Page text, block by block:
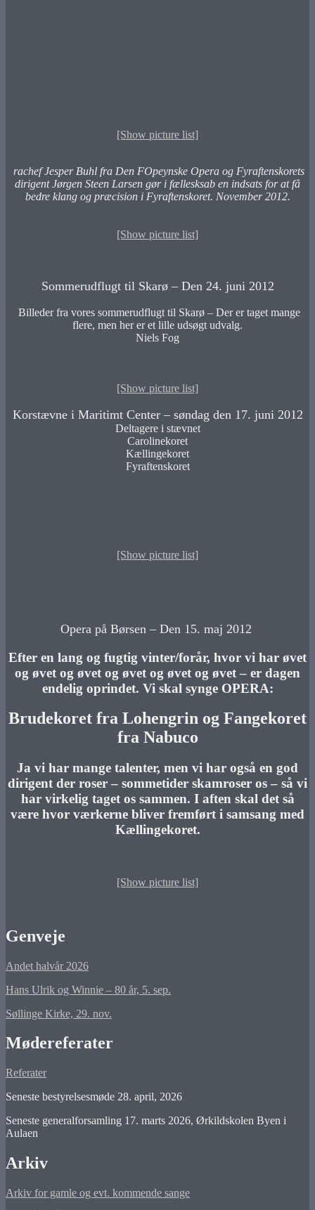
[Show picture list]
rachef Jesper Buhl fra Den FOpeynske Opera og Fyraftenskorets
dirigent Jørgen Steen Larsen gør i fællesksab en indsats for at få
bedre klang og præcision i Fyraftenskoret. November 2012.
[Show picture list]
Sommerudflugt til Skarø – Den 24. juni 2012
Billeder fra vores sommerudflugt til Skarø – Der er taget mange
flere, men her er et lille udsøgt udvalg.
Niels Fog
[Show picture list]
Korstævne i Maritimt Center – søndag den 17. juni 2012
Deltagere i stævnet
Carolinekoret
Kællingekoret
Fyraftenskoret
[Show picture list]
Opera på Børsen – Den 15. maj 2012
Efter en lang og fugtig vinter/forår, hvor vi har øvet
og øvet og øvet og øvet og øvet og øvet – er dagen
endelig oprindet. Vi skal synge OPERA:
Brudekoret fra Lohengrin og Fangekoret
fra Nabuco
Ja vi har mange talenter, men vi har også en god
dirigent der roser – sommetider skamroser os – så vi
har virkelig taget os sammen. I aften skal det så
være hvor værkerne bliver fremført i samsang med
Kællingekoret.
[Show picture list]
Genveje
Andet halvår 2026
Hans Ulrik og Winnie – 80 år, 5. sep.
Søllinge Kirke, 29. nov.
Mødereferater
Referater
Seneste bestyrelsesmøde 28. april, 2026
Seneste generalforsamling 17. marts 2026, Ørkildskolen Byen i
Aulaen
Arkiv
Arkiv for gamle og evt. kommende sange